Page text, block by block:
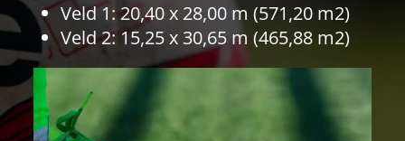
Veld 1: 20,40 x 28,00 m (571,20 m2)
Veld 2: 15,25 x 30,65 m (465,88 m2)